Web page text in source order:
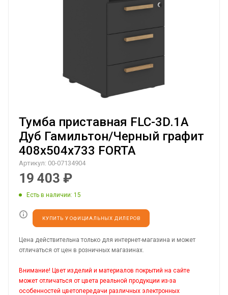
Тумба приставная FLC-3D.1A
Дуб Гамильтон/Черный графит
408х504х733 FORTA
Артикул: 00-07134904
19 403 ₽
Есть в наличии: 15
КУПИТЬ У ОФИЦИАЛЬНЫХ ДИЛЕРОВ
Цена действительна только для интернет-магазина и может
отличаться от цен в розничных магазинах.
Внимание! Цвет изделий и материалов покрытий на сайте
может отличаться от цвета реальной продукции из-за
особенностей цветопередачи различных электронных